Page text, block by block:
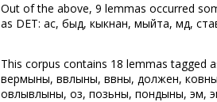
Out of the above, 9 lemmas occurred
as DET: ас, быд, кыкнан, мыйта, мӧд,
This corpus contains 18 lemmas tagged
вермыны, вӧвлыны, вӧвны, должен,
овлывлыны, оз, позьны, пондыны, эм,